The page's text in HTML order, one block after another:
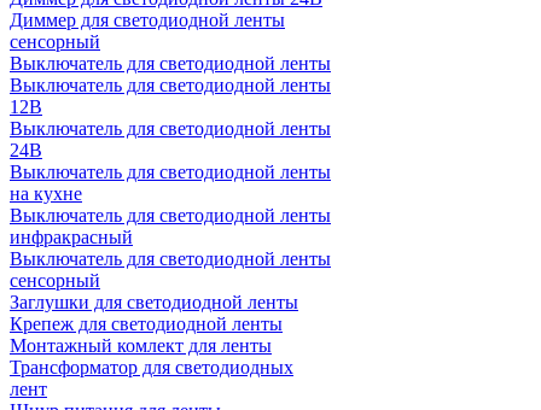
Диммер для светодиодной ленты
сенсорный
Выключатель для светодиодной ленты
Выключатель для светодиодной ленты
12В
Выключатель для светодиодной ленты
24В
Выключатель для светодиодной ленты
на кухне
Выключатель для светодиодной ленты
инфракрасный
Выключатель для светодиодной ленты
сенсорный
Заглушки для светодиодной ленты
Крепеж для светодиодной ленты
Монтажный комлект для ленты
Трансформатор для светодиодных
лент